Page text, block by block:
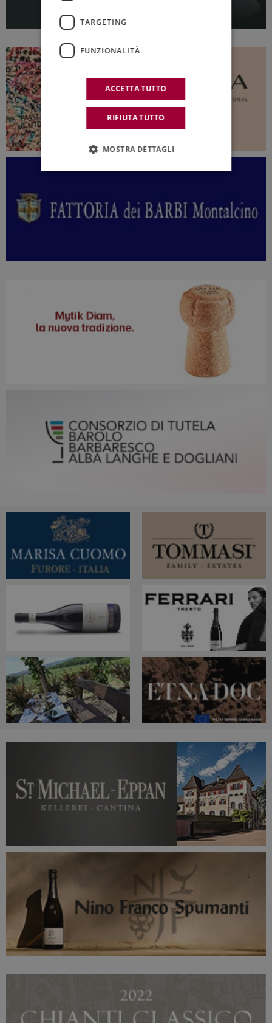
TARGETING
FUNZIONALITÀ
ACCETTA TUTTO
RIFIUTA TUTTO
MOSTRA DETTAGLI